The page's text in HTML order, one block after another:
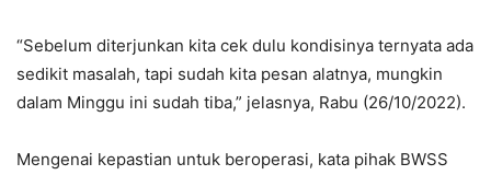
“Sebelum diterjunkan kita cek dulu kondisinya ternyata ada
sedikit masalah, tapi sudah kita pesan alatnya, mungkin
dalam Minggu ini sudah tiba,” jelasnya, Rabu (26/10/2022).
Mengenai kepastian untuk beroperasi, kata pihak BWSS